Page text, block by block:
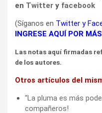
en Twitter y facebook
(Síganos en Twitter y
INGRESE AQUÍ POR
Las notas aquí firmadas
de los autores.
Otros artículos del
“La pluma es más
compañeros!